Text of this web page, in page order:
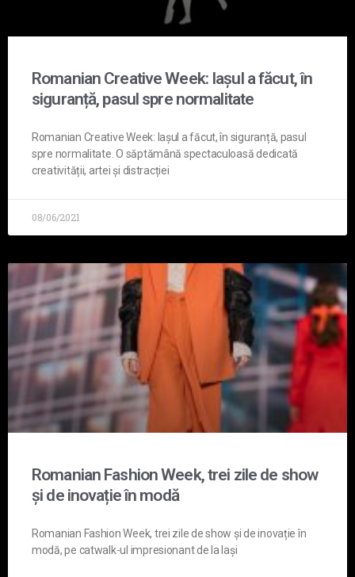
Romanian Creative Week: Iașul a făcut, în
siguranță, pasul spre normalitate
Romanian Creative Week: Iașul a făcut, în siguranță, pasul
spre normalitate. O săptămână spectaculoasă dedicată
creativității, artei și distracției
08/06/2021
Romanian Fashion Week, trei zile de show
și de inovație în modă
Romanian Fashion Week, trei zile de show și de inovație în
modă, pe catwalk-ul impresionant de la Iași